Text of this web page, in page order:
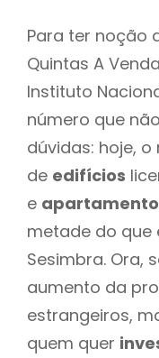
Para ter noção
Quintas A
Instituto
número que
dúvidas: hoje, o
de edifícios
e
metade do que
Sesimbra. Ora,
aumento da
estrangeiros,
quem quer